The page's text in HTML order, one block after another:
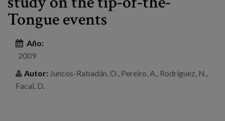
Publicaciones
Participación en foros
Consultoría
Formación
Tongue events
Año:
2009
Autor: Juncos-Rabadán, O., Pereiro, A., Rodríguez, N.,
Facal, D.